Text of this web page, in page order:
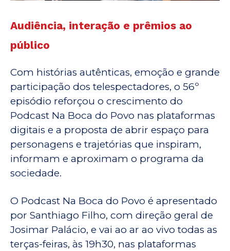
Audiência, interação e prêmios ao
público
Com histórias autênticas, emoção e grande
participação dos telespectadores, o 56º
episódio reforçou o crescimento do
Podcast Na Boca do Povo nas plataformas
digitais e a proposta de abrir espaço para
personagens e trajetórias que inspiram,
informam e aproximam o programa da
sociedade.
O Podcast Na Boca do Povo é apresentado
por Santhiago Filho, com direção geral de
Josimar Palácio, e vai ao ar ao vivo todas as
terças-feiras, às 19h30, nas plataformas